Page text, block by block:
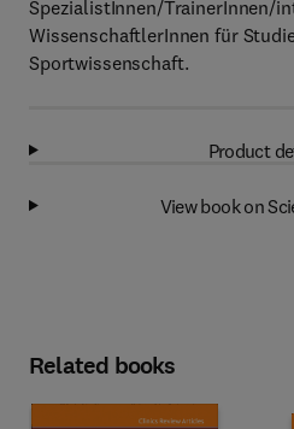
SpezialistInnen/TrainerInnen/
WissenschaftlerInnen für
Sportwissenschaft.
Product
View book on
Related books